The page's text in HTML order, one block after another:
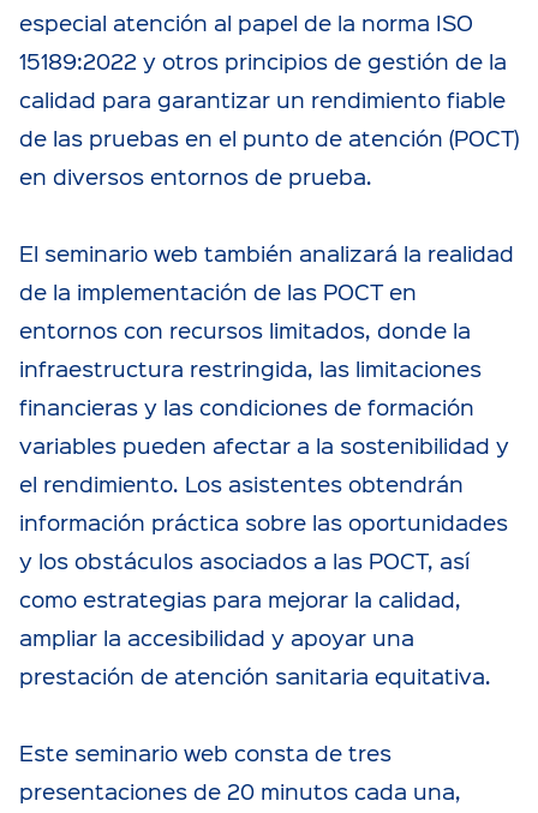
especial atención al papel de la norma ISO
15189:2022 y otros principios de gestión de la
calidad para garantizar un rendimiento fiable
de las pruebas en el punto de atención (POCT)
en diversos entornos de prueba.
El seminario web también analizará la realidad
de la implementación de las POCT en
entornos con recursos limitados, donde la
infraestructura restringida, las limitaciones
financieras y las condiciones de formación
variables pueden afectar a la sostenibilidad y
el rendimiento. Los asistentes obtendrán
información práctica sobre las oportunidades
y los obstáculos asociados a las POCT, así
como estrategias para mejorar la calidad,
ampliar la accesibilidad y apoyar una
prestación de atención sanitaria equitativa.
Este seminario web consta de tres
presentaciones de 20 minutos cada una,